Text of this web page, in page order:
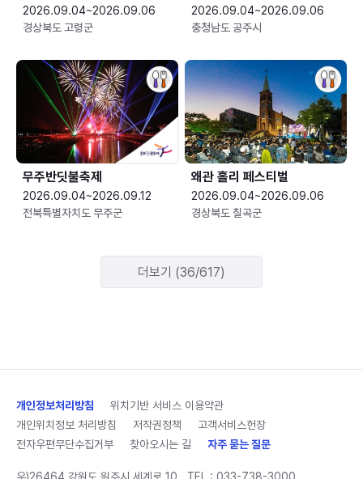
2026.09.04~2026.09.06
경상북도 고령군
2026.09.04~2026.09.06
충청남도 공주시
무주반딧불축제
2026.09.04~2026.09.12
전북특별자치도 무주군
왜관 홀리 페스티벌
2026.09.04~2026.09.06
경상북도 칠곡군
더보기 (36/617)
개인정보처리방침
위치기반 서비스 이용약관
개인위치정보 처리방침
저작권정책
고객서비스헌장
전자우편무단수집거부
찾아오시는 길 자주 묻는 질문